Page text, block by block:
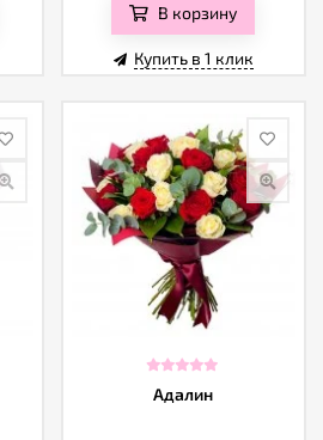
В корзину
Купить в 1 клик
Адалин